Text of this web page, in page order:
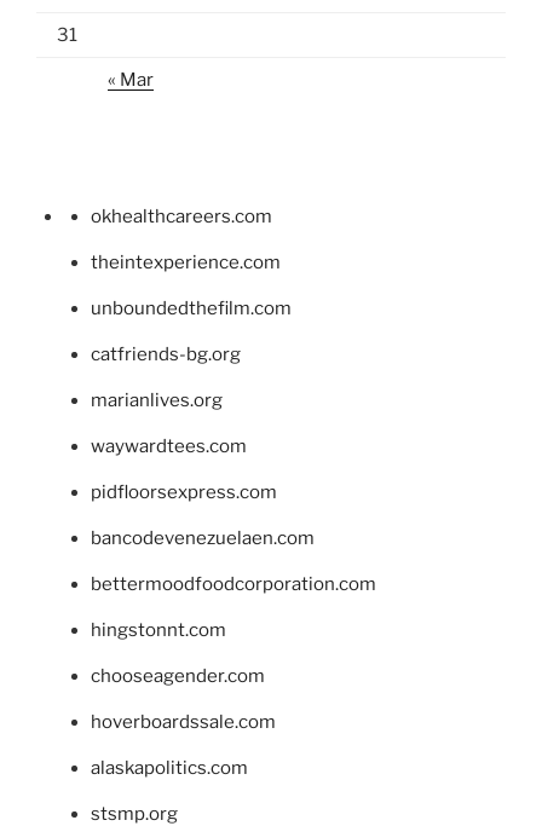
31
« Mar
okhealthcareers.com
theintexperience.com
unboundedthefilm.com
catfriends-bg.org
marianlives.org
waywardtees.com
pidfloorsexpress.com
bancodevenezuelaen.com
bettermoodfoodcorporation.com
hingstonnt.com
chooseagender.com
hoverboardssale.com
alaskapolitics.com
stsmp.org